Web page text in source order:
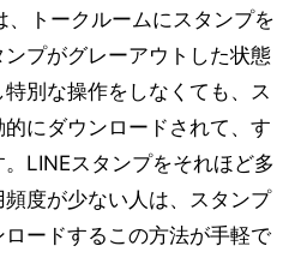
、トークルームにスタンプを
プがグレーアウトした状態
別な操作をしなくても、ス
にダウンロードされて、す
LINEスタンプをそれほど多
度が少ない人は、スタンプ
ードするこの方法が手軽で